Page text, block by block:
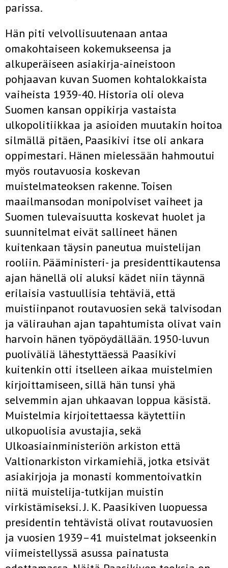
parissa.
Hän piti velvollisuutenaan antaa
omakohtaiseen kokemukseensa ja
alkuperäiseen asiakirja-aineistoon
pohjaavan kuvan Suomen kohtalokkaista
vaiheista 1939-40. Historia oli oleva
Suomen kansan oppikirja vastaista
ulkopolitiikkaa ja asioiden muutakin hoitoa
silmällä pitäen, Paasikivi itse oli ankara
oppimestari. Hänen mielessään hahmoutui
myös routavuosia koskevan
muistelmateoksen rakenne. Toisen
maailmansodan monipolviset vaiheet ja
Suomen tulevaisuutta koskevat huolet ja
suunnitelmat eivät sallineet hänen
kuitenkaan täysin paneutua muistelijan
rooliin. Pääministeri- ja presidenttikautensa
ajan hänellä oli aluksi kädet niin täynnä
erilaisia vastuullisia tehtäviä, että
muistiinpanot routavuosien sekä talvisodan
ja välirauhan ajan tapahtumista olivat vain
harvoin hänen työpöydällään. 1950-luvun
puoliväliä lähestyttäessä Paasikivi
kuitenkin otti itselleen aikaa muistelmien
kirjoittamiseen, sillä hän tunsi yhä
selvemmin ajan uhkaavan loppua käsistä.
Muistelmia kirjoitettaessa käytettiin
ulkopuolisia avustajia, sekä
Ulkoasiainministeriön arkiston että
Valtionarkiston virkamiehiä, jotka etsivät
asiakirjoja ja monasti kommentoivatkin
niitä muistelija-tutkijan muistin
virkistämiseksi. J. K. Paasikiven luopuessa
presidentin tehtävistä olivat routavuosien
ja vuosien 1939–41 muistelmat jokseenkin
viimeistellyssä asussa painatusta